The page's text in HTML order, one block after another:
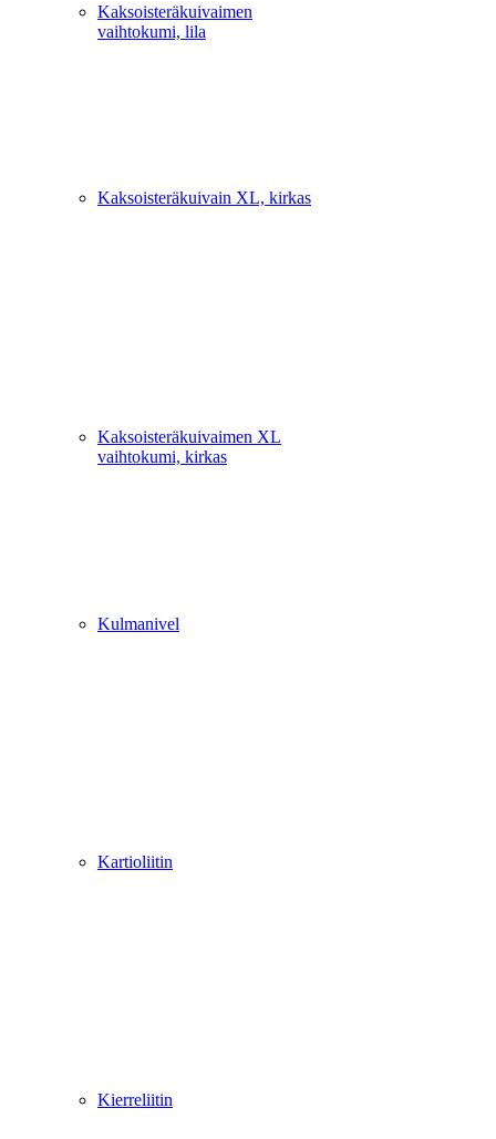
Kaksoisteräkuivaimen
vaihtokumi, lila
Kaksoisteräkuivain XL, kirkas
Kaksoisteräkuivaimen XL
vaihtokumi, kirkas
Kulmanivel
Kartioliitin
Kierreliitin